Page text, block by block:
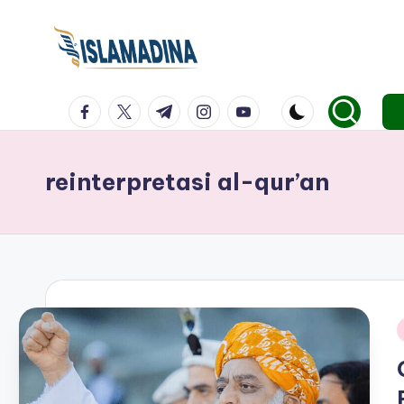
facebook.com
twitter.com
t.me instagram.com
youtube.com
reinterpretasi al-qur’an